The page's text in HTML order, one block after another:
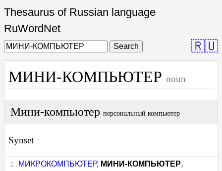
Thesaurus of Russian language
RuWordNet
Search 🇷🇺
МИНИ-КОМПЬЮТЕР noun
Мини-компьютер персональный компьютер
Synset
МИКРОКОМПЬЮТЕР, МИНИ-КОМПЬЮТЕР,